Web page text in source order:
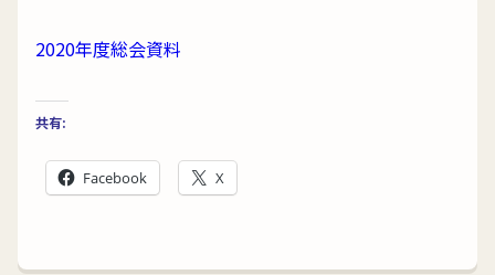
2020年度総会資料
共有:
Facebook X